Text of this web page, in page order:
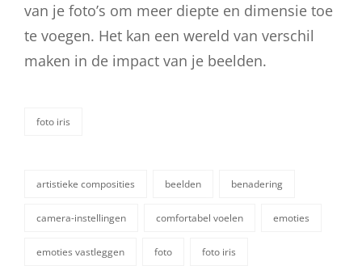
van je foto’s om meer diepte en dimensie toe
te voegen. Het kan een wereld van verschil
maken in de impact van je beelden.
foto iris
artistieke composities beelden benadering
camera-instellingen comfortabel voelen emoties
emoties vastleggen foto foto iris